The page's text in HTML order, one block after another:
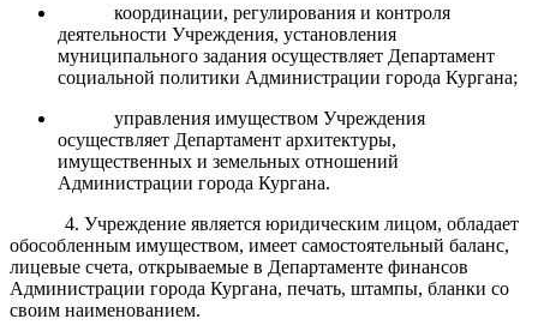
координации, регулирования и контроля
деятельности Учреждения, установления
муниципального задания осуществляет Департамент
социальной политики Администрации города Кургана;
управления имуществом Учреждения
осуществляет Департамент архитектуры,
имущественных и земельных отношений
Администрации города Кургана.
4. Учреждение является юридическим лицом, обладает
обособленным имуществом, имеет самостоятельный баланс,
лицевые счета, открываемые в Департаменте финансов
Администрации города Кургана, печать, штампы, бланки со
своим наименованием.